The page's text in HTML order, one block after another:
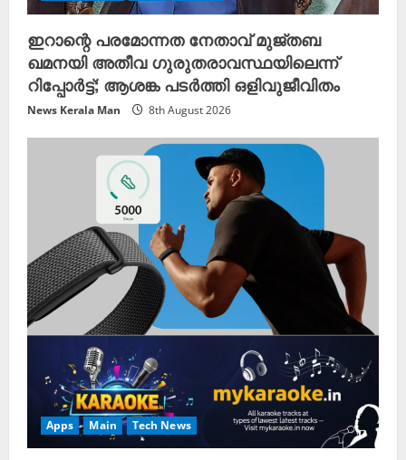
ഇറാന്റെ പരമോന്നത നേതാവ് മുജ്തബ
ഖമനയി അതീവ ഗുരുതരാവസ്ഥയിലെന്ന്
റിപ്പോർട്ട്; ആശങ്ക പടർത്തി ഒളിവുജീവിതം
News Kerala Man 8th August 2026
Apps Main Tech News